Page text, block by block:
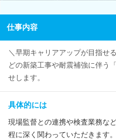
仕事内容
＼早期キャリアアップが目指せ
どの新築工事や耐震補強に伴う
せします。
具体的には
現場監督との連携や検査業務な
程に深く関わっていただきます。